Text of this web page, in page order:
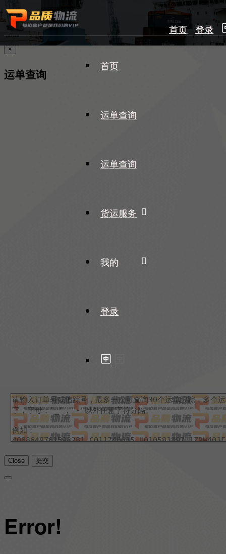
首页 登录
首页
运单查询
运单查询
货运服务
我的
登录
×
运单查询
Close 提交
Error!